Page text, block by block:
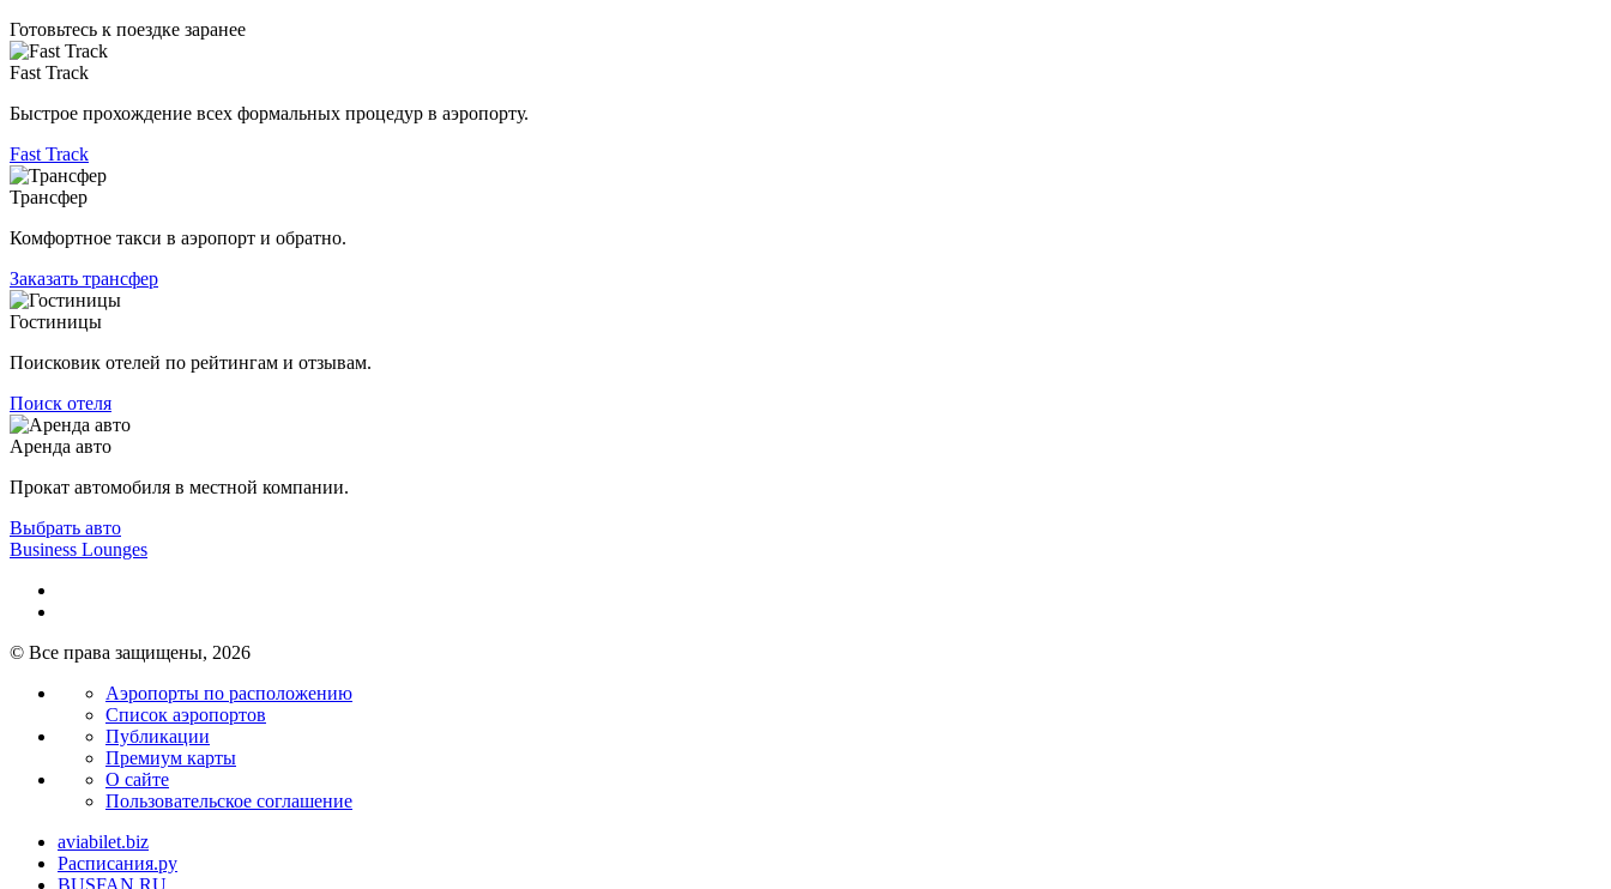
Готовьтесь к поездке заранее
Fast Track
Быстрое прохождение всех формальных процедур в аэропорту.
Fast Track
Трансфер
Комфортное такси в аэропорт и обратно.
Заказать трансфер
Гостиницы
Поисковик отелей по рейтингам и отзывам.
Поиск отеля
Аренда авто
Прокат автомобиля в местной компании.
Выбрать авто
Business Lounges
© Все права защищены, 2026
Аэропорты по расположению
Список аэропортов
Публикации
Премиум карты
О сайте
Пользовательское соглашение
aviabilet.biz
Расписания.ру
BUSFAN.RU